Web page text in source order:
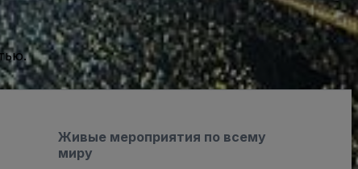
Живые мероприятия по всему
миру